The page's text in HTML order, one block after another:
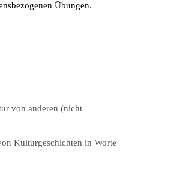
Übungen.
von anderen (nicht
Kulturgeschichten in Worte